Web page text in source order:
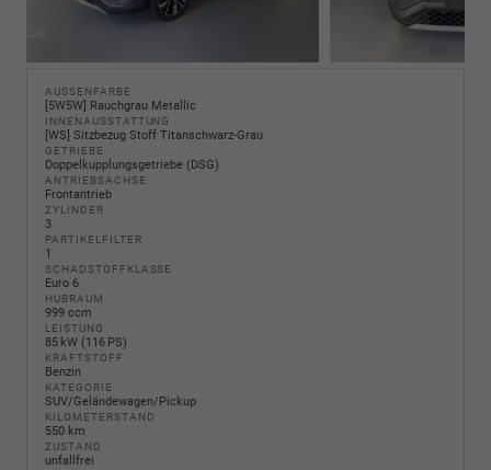
AUSSENFARBE
[5W5W] Rauchgrau Metallic
INNENAUSSTATTUNG
[WS] Sitzbezug Stoff Titanschwarz-Grau
GETRIEBE
Doppelkupplungsgetriebe (DSG)
ANTRIEBSACHSE
Frontantrieb
ZYLINDER
3
PARTIKELFILTER
1
SCHADSTOFFKLASSE
Euro 6
HUBRAUM
999 ccm
LEISTUNG
85 kW (116 PS)
KRAFTSTOFF
Benzin
KATEGORIE
SUV/Geländewagen/Pickup
KILOMETERSTAND
550 km
ZUSTAND
unfallfrei